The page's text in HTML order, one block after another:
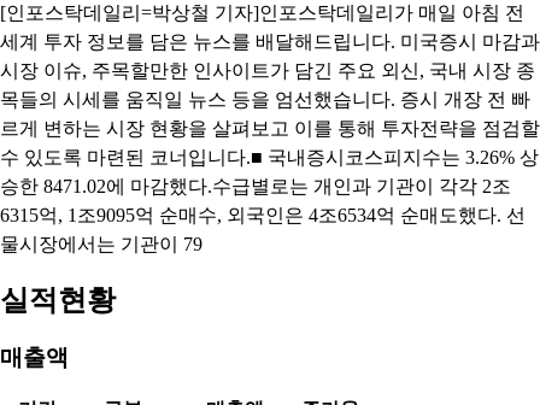
[인포스탁데일리=박상철 기자]인포스탁데일리가 매일 아침 전
세계 투자 정보를 담은 뉴스를 배달해드립니다. 미국증시 마감과
시장 이슈, 주목할만한 인사이트가 담긴 주요 외신, 국내 시장 종
목들의 시세를 움직일 뉴스 등을 엄선했습니다. 증시 개장 전 빠
르게 변하는 시장 현황을 살펴보고 이를 통해 투자전략을 점검할
수 있도록 마련된 코너입니다.■ 국내증시코스피지수는 3.26% 상
승한 8471.02에 마감했다.수급별로는 개인과 기관이 각각 2조
6315억, 1조9095억 순매수, 외국인은 4조6534억 순매도했다. 선
물시장에서는 기관이 79
실적현황
매출액